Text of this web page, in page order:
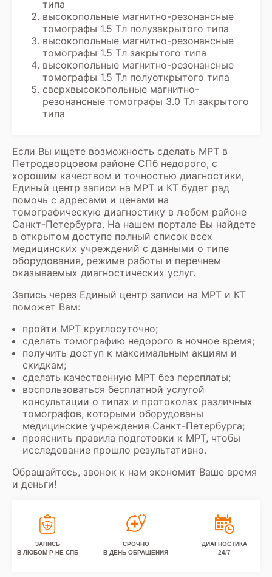
типа
высокопольные магнитно-резонансные
томографы 1.5 Тл полузакрытого типа
высокопольные магнитно-резонансные
томографы 1.5 Тл закрытого типа
высокопольные магнитно-резонансные
томографы 1.5 Тл полуоткрытого типа
сверхвысокопольные магнитно-
резонансные томографы 3.0 Тл закрытого
типа
Если Вы ищете возможность сделать МРТ в
Петродворцовом районе СПб недорого, с
хорошим качеством и точностью диагностики,
Единый центр записи на МРТ и КТ будет рад
помочь с адресами и ценами на
томографическую диагностику в любом районе
Санкт-Петербурга. На нашем портале Вы найдете
в открытом доступе полный список всех
медицинских учреждений с данными о типе
оборудования, режиме работы и перечнем
оказываемых диагностических услуг.
Запись через Единый центр записи на МРТ и КТ
поможет Вам:
пройти МРТ круглосуточно;
сделать томографию недорого в ночное время;
получить доступ к максимальным акциям и
скидкам;
сделать качественную МРТ без переплаты;
воспользоваться бесплатной услугой
консультации о типах и протоколах различных
томографов, которыми оборудованы
медицинские учреждения Санкт-Петербурга;
прояснить правила подготовки к МРТ, чтобы
исследование прошло результативно.
Обращайтесь, звонок к нам экономит Ваше время
и деньги!
ЗАПИСЬ
В ЛЮБОМ Р-НЕ СПБ
СРОЧНО
В ДЕНЬ ОБРАЩЕНИЯ
ДИАГНОСТИКА
24/7